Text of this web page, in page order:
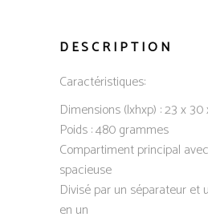
DESCRIPTION
Caractéristiques:
Dimensions (lxhxp) : 23 x
Poids : 480 grammes
Compartiment principal
spacieuse
Divisé par un séparateur et
en un